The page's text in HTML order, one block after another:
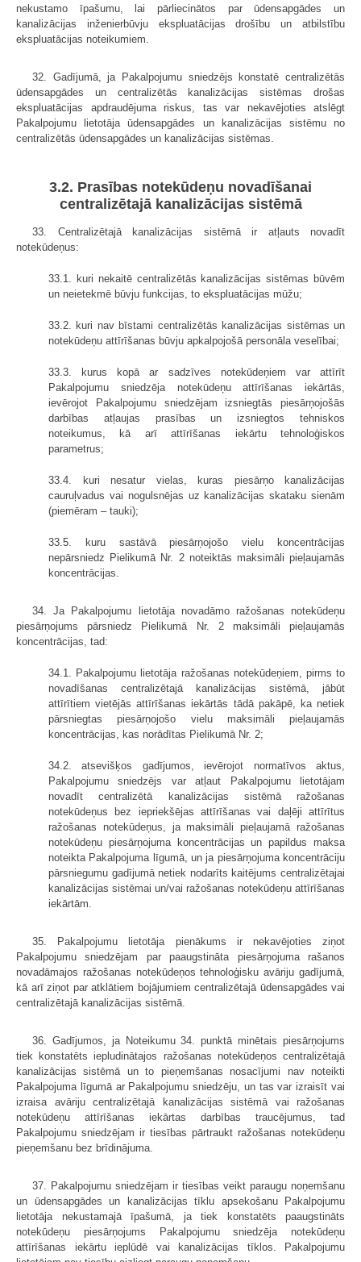
nekustamo īpašumu, lai pārliecinātos par ūdensapgādes un
kanalizācijas inženierbūvju ekspluatācijas drošību un atbilstību
ekspluatācijas noteikumiem.
32. Gadījumā, ja Pakalpojumu sniedzējs konstatē centralizētās
ūdensapgādes un centralizētās kanalizācijas sistēmas drošas
ekspluatācijas apdraudējuma riskus, tas var nekavējoties atslēgt
Pakalpojumu lietotāja ūdensapgādes un kanalizācijas sistēmu no
centralizētās ūdensapgādes un kanalizācijas sistēmas.
3.2. Prasības notekūdeņu novadīšanai
centralizētajā kanalizācijas sistēmā
33. Centralizētajā kanalizācijas sistēmā ir atļauts novadīt
notekūdeņus:
33.1. kuri nekaitē centralizētās kanalizācijas sistēmas būvēm
un neietekmē būvju funkcijas, to ekspluatācijas mūžu;
33.2. kuri nav bīstami centralizētās kanalizācijas sistēmas un
notekūdeņu attīrīšanas būvju apkalpojošā personāla veselībai;
33.3. kurus kopā ar sadzīves notekūdeņiem var attīrīt
Pakalpojumu sniedzēja notekūdeņu attīrīšanas iekārtās,
ievērojot Pakalpojumu sniedzējam izsniegtās piesārņojošās
darbības atļaujas prasības un izsniegtos tehniskos
noteikumus, kā arī attīrīšanas iekārtu tehnoloģiskos
parametrus;
33.4. kuri nesatur vielas, kuras piesārņo kanalizācijas
cauruļvadus vai nogulsnējas uz kanalizācijas skataku sienām
(piemēram – tauki);
33.5. kuru sastāvā piesārņojošo vielu koncentrācijas
nepārsniedz Pielikumā Nr. 2 noteiktās maksimāli pieļaujamās
koncentrācijas.
34. Ja Pakalpojumu lietotāja novadāmo ražošanas notekūdeņu
piesārņojums pārsniedz Pielikumā Nr. 2 maksimāli pieļaujamās
koncentrācijas, tad:
34.1. Pakalpojumu lietotāja ražošanas notekūdeņiem, pirms to
novadīšanas centralizētajā kanalizācijas sistēmā, jābūt
attīrītiem vietējās attīrīšanas iekārtās tādā pakāpē, ka netiek
pārsniegtas piesārņojošo vielu maksimāli pieļaujamās
koncentrācijas, kas norādītas Pielikumā Nr. 2;
34.2. atsevišķos gadījumos, ievērojot normatīvos aktus,
Pakalpojumu sniedzējs var atļaut Pakalpojumu lietotājam
novadīt centralizētā kanalizācijas sistēmā ražošanas
notekūdeņus bez iepriekšējas attīrīšanas vai daļēji attīrītus
ražošanas notekūdeņus, ja maksimāli pieļaujamā ražošanas
notekūdeņu piesārņojuma koncentrācijas un papildus maksa
noteikta Pakalpojuma līgumā, un ja piesārņojuma koncentrāciju
pārsniegumu gadījumā netiek nodarīts kaitējums centralizētajai
kanalizācijas sistēmai un/vai ražošanas notekūdeņu attīrīšanas
iekārtām.
35. Pakalpojumu lietotāja pienākums ir nekavējoties ziņot
Pakalpojumu sniedzējam par paaugstināta piesārņojuma rašanos
novadāmajos ražošanas notekūdeņos tehnoloģisku avāriju gadījumā,
kā arī ziņot par atklātiem bojājumiem centralizētajā ūdensapgādes vai
centralizētajā kanalizācijas sistēmā.
36. Gadījumos, ja Noteikumu 34. punktā minētais piesārņojums
tiek konstatēts iepludinātajos ražošanas notekūdeņos centralizētajā
kanalizācijas sistēmā un to pieņemšanas nosacījumi nav noteikti
Pakalpojuma līgumā ar Pakalpojumu sniedzēju, un tas var izraisīt vai
izraisa avāriju centralizētajā kanalizācijas sistēmā vai ražošanas
notekūdeņu attīrīšanas iekārtas darbības traucējumus, tad
Pakalpojumu sniedzējam ir tiesības pārtraukt ražošanas notekūdeņu
pieņemšanu bez brīdinājuma.
37. Pakalpojumu sniedzējam ir tiesības veikt paraugu noņemšanu
un ūdensapgādes un kanalizācijas tīklu apsekošanu Pakalpojumu
lietotāja nekustamajā īpašumā, ja tiek konstatēts paaugstināts
notekūdeņu piesārņojums Pakalpojumu sniedzēja notekūdeņu
attīrīšanas iekārtu ieplūdē vai kanalizācijas tīklos. Pakalpojumu